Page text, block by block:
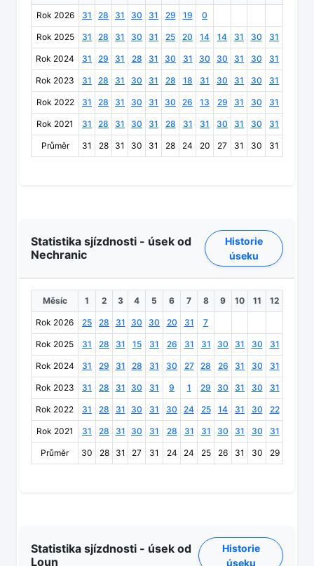
Rok 2026 31 28 31 30 31 29 19 0
Rok 2025 31 28 31 30 31 25 20 14 14 31 30 31
Rok 2024 31 29 31 28 31 30 31 30 30 31 30 31
Rok 2023 31 28 31 30 31 28 18 31 30 31 30 31
Rok 2022 31 28 31 30 31 30 26 13 29 31 30 31
Rok 2021 31 28 31 30 31 28 31 31 30 31 30 31
Průměr 31 28 31 30 31 28 24 20 27 31 30 31
Statistika sjízdnosti - úsek od
Nechranic
Historie
úseku
Měsíc 1 2 3 4 5 6 7 8 9 10 11 12
Rok 2026 25 28 31 30 30 20 31 7
Rok 2025 31 28 31 15 31 26 31 31 30 31 30 31
Rok 2024 31 29 31 28 31 30 27 28 26 31 30 31
Rok 2023 31 28 31 30 31 9 1 29 30 31 30 31
Rok 2022 31 28 31 30 31 30 24 25 14 31 30 22
Rok 2021 31 28 31 30 31 28 31 31 30 31 30 31
Průměr 30 28 31 27 31 24 24 25 26 31 30 29
Statistika sjízdnosti - úsek od
Loun
Historie
úseku